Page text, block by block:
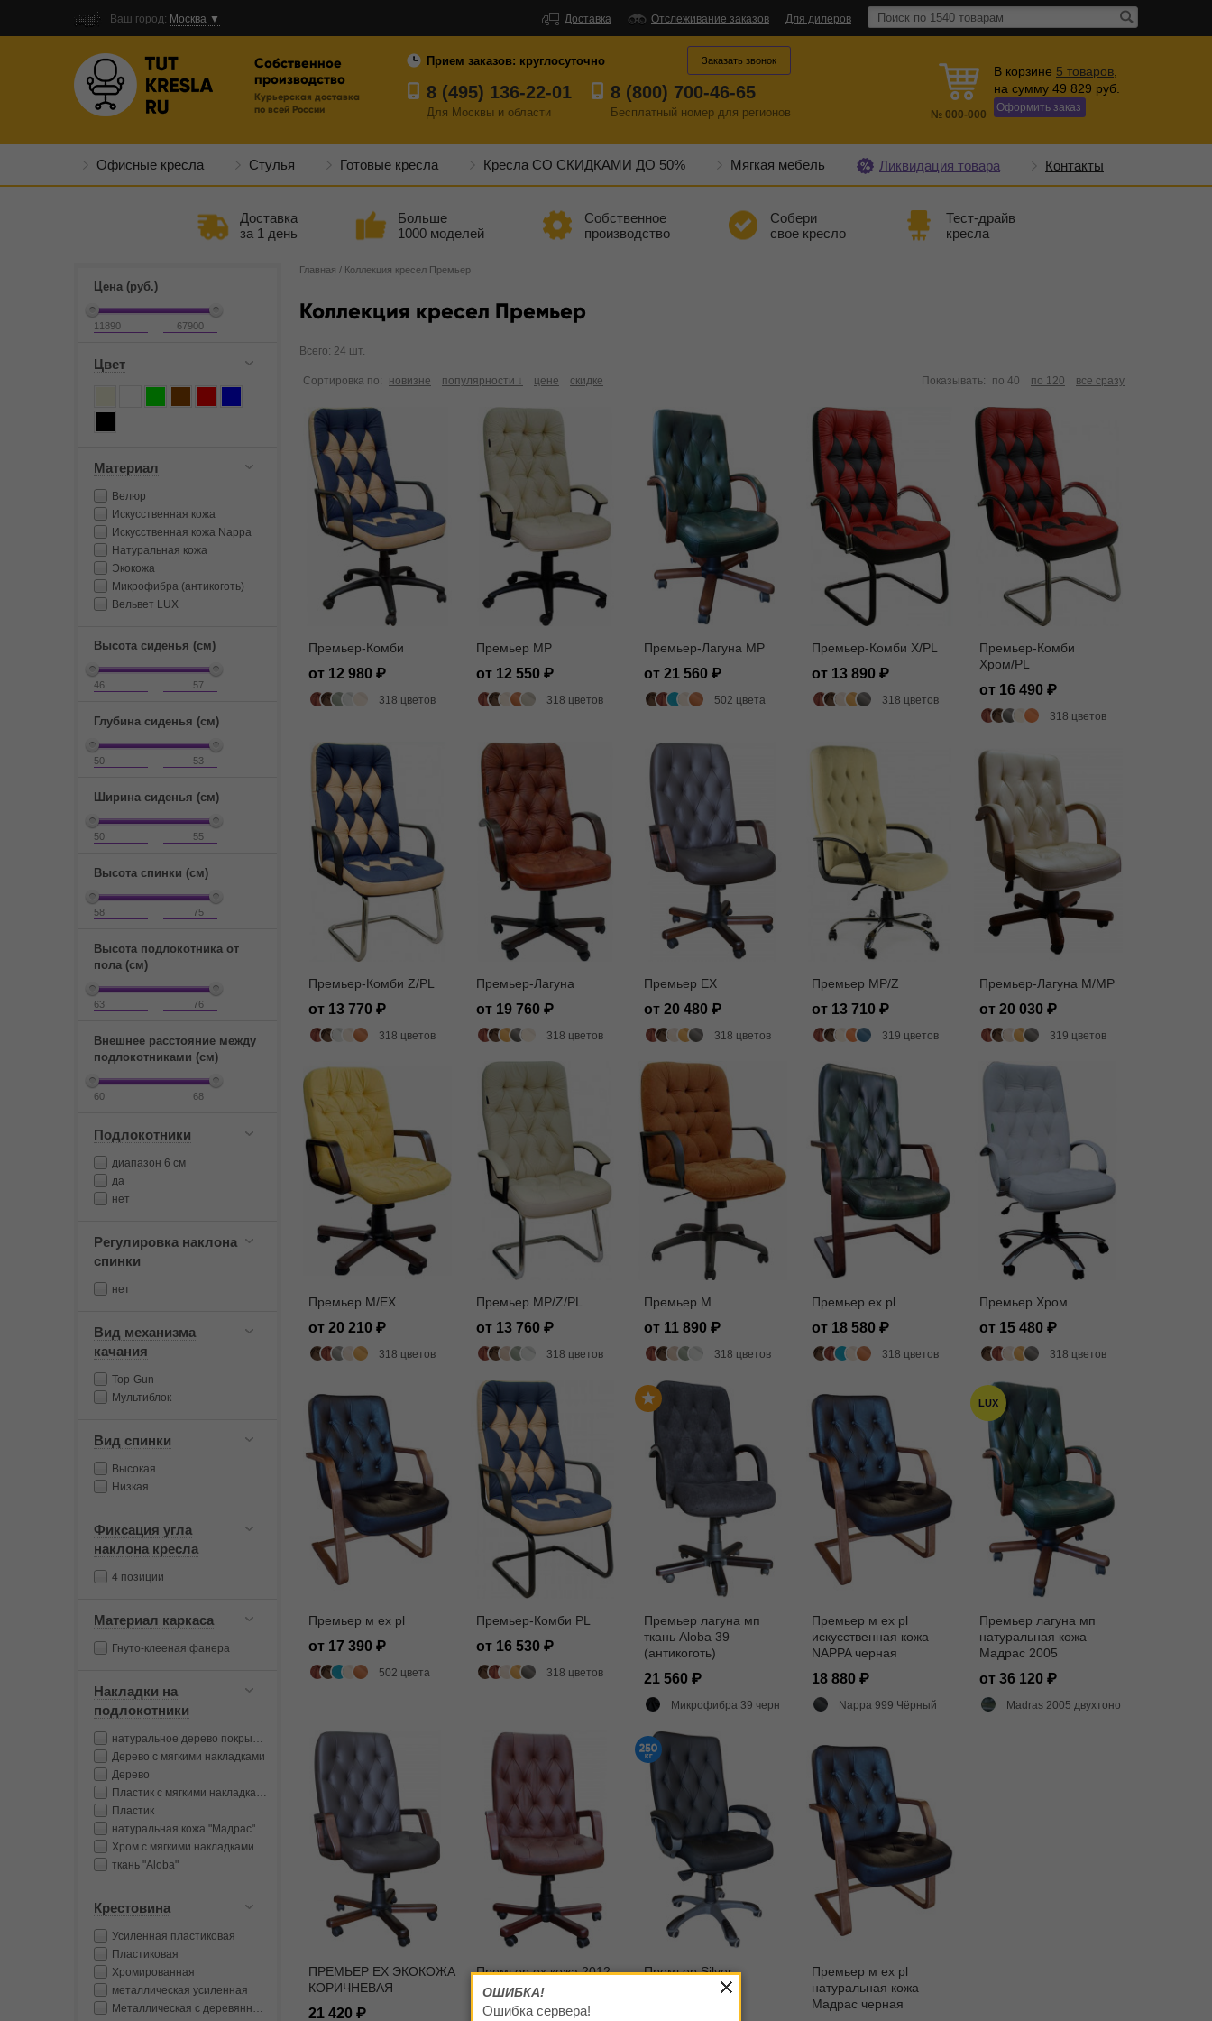
Ваш город: Москва ▼ Доставка Отслеживание заказов Для дилеров
Собственное
производство
Курьерская доставка
по всей России
Прием заказов: круглосуточно
8 (495) 136-22-01
Для Москвы и области
8 (800) 700-46-65
Бесплатный номер для регионов
Заказать звонок
№ 000-000
В корзине 5 товаров
на сумму 49 829 руб.
Оформить заказ
Офисные кресла Стулья Готовые кресла Кресла СО СКИДКАМИ ДО 50% Мягкая мебель Ликвидация товара Контакты
Доставка
за 1 день
Больше
1000 моделей
Собственное
производство
Собери
свое кресло
Тест-драйв
кресла
Цена (руб.)
Цвет
Материал
Велюр
Искусственная кожа
Искусственная кожа Nappa
Натуральная кожа
Экокожа
Микрофибра (антикоготь)
Вельвет LUX
Высота сиденья (см)
Глубина сиденья (см)
Ширина сиденья (см)
Высота спинки (см)
Высота подлокотника от
пола (см)
Внешнее расстояние между
подлокотниками (см)
Подлокотники
диапазон 6 см
да
нет
Регулировка наклона
спинки
нет
Вид механизма
качания
Top-Gun
Мультиблок
Вид спинки
Высокая
Низкая
Фиксация угла
наклона кресла
4 позиции
Материал каркаса
Гнуто-клееная фанера
Накладки на
подлокотники
натуральное дерево покрытое лаком
Дерево с мягкими накладками
Дерево
Пластик с мягкими накладками
Пластик
натуральная кожа "Мадрас"
Хром с мягкими накладками
ткань "Aloba"
Крестовина
Усиленная пластиковая
Пластиковая
Хромированная
металлическая усиленная
Металлическая с деревянными накладками
Главная / Коллекция кресел Премьер
Коллекция кресел Премьер
Всего: 24 шт.
Сортировка по: новизне популярности ↓ цене скидке Показывать: по 40 по 120 все сразу
Премьер-Комби
от 12 980
318 цветов
Премьер MP
от 12 550
318 цветов
Премьер-Лагуна MP
от 21 560
502 цвета
Премьер-Комби X/PL
от 13 890
318 цветов
Премьер-Комби
Хром/PL
от 16 490
318 цветов
Премьер-Комби Z/PL
от 13 770
318 цветов
Премьер-Лагуна
от 19 760
318 цветов
Премьер EX
от 20 480
318 цветов
Премьер MP/Z
от 13 710
319 цветов
Премьер-Лагуна M/MP
от 20 030
319 цветов
Премьер M/EX
от 20 210
318 цветов
Премьер MP/Z/PL
от 13 760
318 цветов
Премьер M
от 11 890
318 цветов
Премьер ех pl
от 18 580
318 цветов
Премьер Хром
от 15 480
318 цветов
Премьер м ех pl
от 17 390
502 цвета
Премьер-Комби PL
от 16 530
318 цветов
Премьер лагуна мп
ткань Aloba 39
(антикоготь)
21 560
Микрофибра 39 черный
Премьер м ех pl
искусственная кожа
NAPPA черная
18 880
Nappa 999 Чёрный
LUX
Премьер лагуна мп
натуральная кожа
Мадрас 2005
от 36 120
Madras 2005 двухтоновый глянец
ПРЕМЬЕР EX ЭКОКОЖА
КОРИЧНЕВАЯ
21 420
Премьер ех кожа 2012
32 600
Премьер Silver
Премьер м ех pl
натуральная кожа
Мадрас черная
ОШИБКА!
Ошибка сервера!